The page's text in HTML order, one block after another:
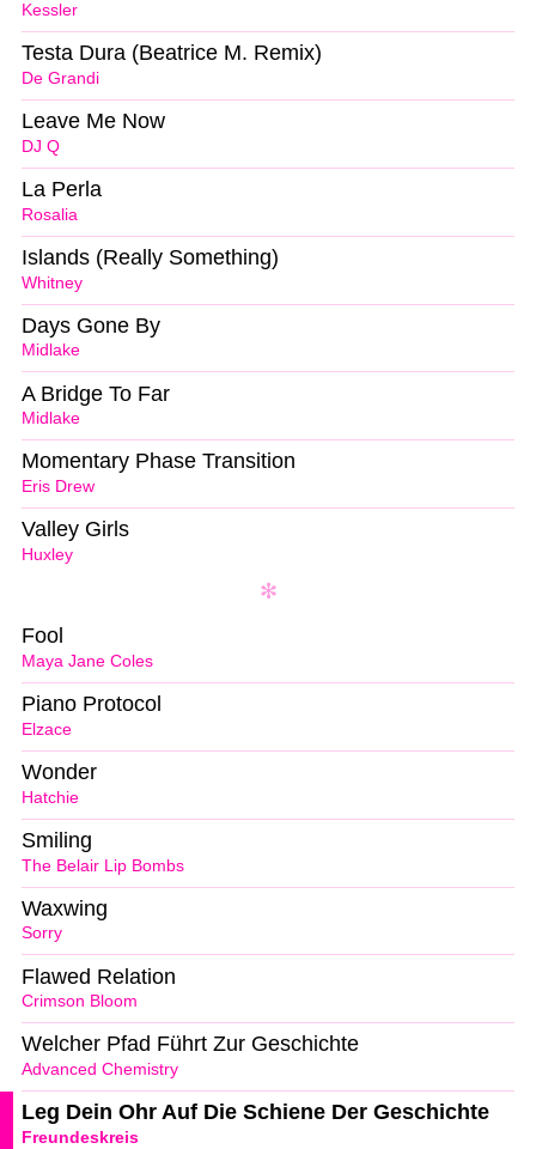
Kessler
De Grandi
Testa Dura (Beatrice M. Remix)
DJ Q
Leave Me Now
Rosalia
La Perla
Whitney
Islands (Really Something)
Midlake
Days Gone By
Midlake
A Bridge To Far
Eris Drew
Momentary Phase Transition
Huxley
Valley Girls
Maya Jane Coles
Fool
Elzace
Piano Protocol
Hatchie
Wonder
The Belair Lip Bombs
Smiling
Sorry
Waxwing
Crimson Bloom
Flawed Relation
Advanced Chemistry
Welcher Pfad Führt Zur Geschichte
Freundeskreis
Leg Dein Ohr Auf Die Schiene Der Geschichte